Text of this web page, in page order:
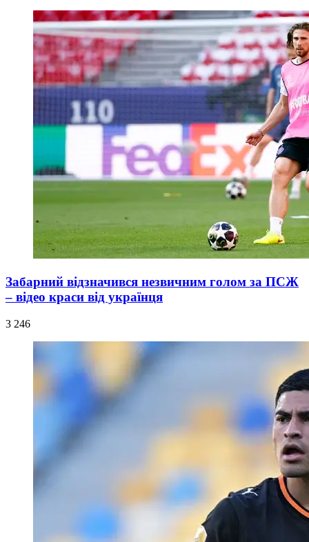
Забарний відзначився незвичним голом за ПСЖ
– відео краси від українця
3 246